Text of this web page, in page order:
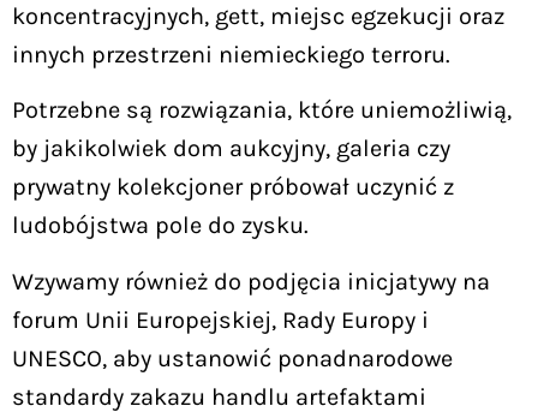
koncentracyjnych, gett, miejsc egzekucji oraz
innych przestrzeni niemieckiego terroru.
Potrzebne są rozwiązania, które uniemożliwią,
by jakikolwiek dom aukcyjny, galeria czy
prywatny kolekcjoner próbował uczynić z
ludobójstwa pole do zysku.
Wzywamy również do podjęcia inicjatywy na
forum Unii Europejskiej, Rady Europy i
UNESCO, aby ustanowić ponadnarodowe
standardy zakazu handlu artefaktami